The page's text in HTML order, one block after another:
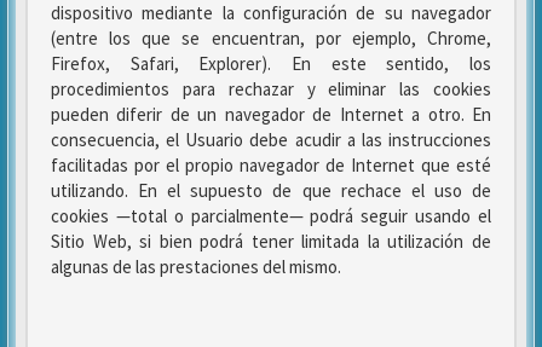
dispositivo mediante la configuración de su navegador
(entre los que se encuentran, por ejemplo, Chrome,
Firefox, Safari, Explorer). En este sentido, los
procedimientos para rechazar y eliminar las cookies
pueden diferir de un navegador de Internet a otro. En
consecuencia, el Usuario debe acudir a las instrucciones
facilitadas por el propio navegador de Internet que esté
utilizando. En el supuesto de que rechace el uso de
cookies —total o parcialmente— podrá seguir usando el
Sitio Web, si bien podrá tener limitada la utilización de
algunas de las prestaciones del mismo.